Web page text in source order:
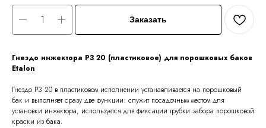
Заказать
Гнездо инжектора P3 20 (пластиковое) для порошковых баков
Etalon
Гнездо P3 20 в пластиковом исполнении устанавливается на порошковый
бак и выполняет сразу две функции: служит посадочным местом для
установки инжектора, используется для фиксации трубки забора порошковой
краски из бака.